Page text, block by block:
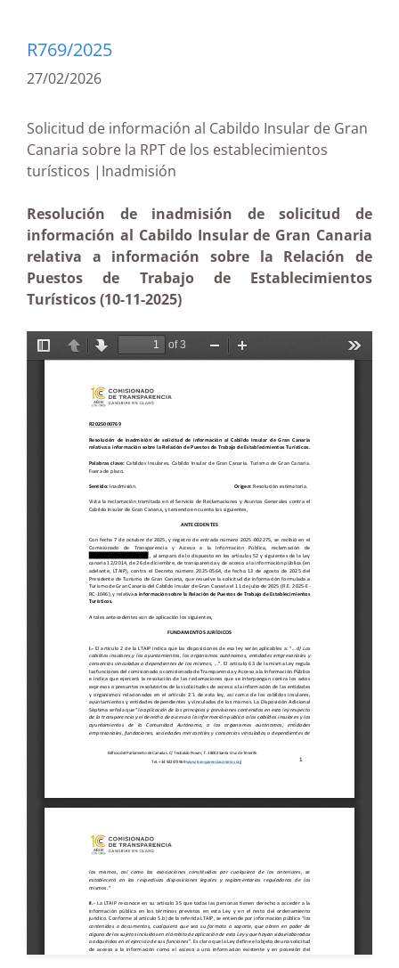
R769/2025
27/02/2026
Solicitud de información al Cabildo Insular de Gran
Canaria sobre la RPT de los establecimientos
turísticos |Inadmisión
Resolución de inadmisión de solicitud de
información al Cabildo Insular de Gran Canaria
relativa a información sobre la Relación de
Puestos de Trabajo de Establecimientos
Turísticos (10-11-2025)